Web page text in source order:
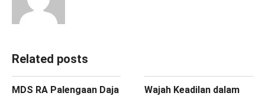
Related posts
MDS RA Palengaan Daja
Wajah Keadilan dalam